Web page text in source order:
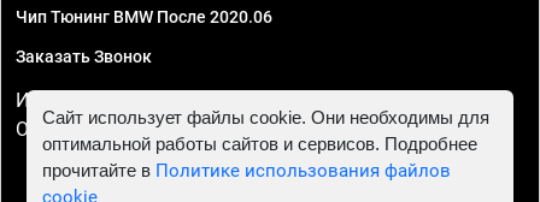
Чип Тюнинг BMW После 2020.06
Заказать Звонок
ИП Смирнов Георгий Павлович. ИНН 781302555843,
ОГРНИП 324470400032610
Сайт использует файлы cookie. Они необходимы для
оптимальной работы сайтов и сервисов. Подробнее
прочитайте в Политике использования файлов
cookie